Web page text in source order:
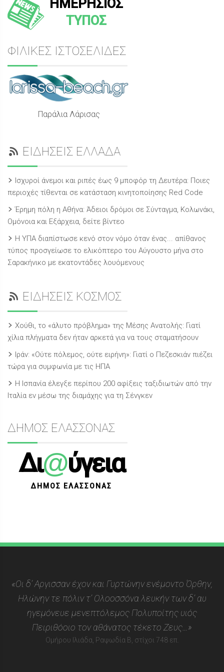
ΗΜΕΡΗΣΙΟΣ
ΤΥΠΟΣ
ΦΙΛΙΚΕΣ ΙΣΤΟΣΕΛΙΔΕΣ
Παράλια Λάρισας
ΕΙΔΗΣΕΙΣ ΕΛΛΑΔΑ
Ισχυροί άνεμοι και ριπές έως 9 μποφόρ τη Δευτέρα: Ποιες
περιοχές τίθενται σε κατάσταση κινητοποίησης Red Code
Έρημη πόλη η Αθήνα: Άδειοι δρόμοι σε Σύνταγμα, Κολωνάκι,
Ομόνοια και Εξάρχεια, δείτε βίντεο
Η ΥΠΑ διαπίστωσε κενό στον νόμο όταν ένας... απίθανος
τύπος προσγείωσε το ελικόπτερο του Αύγουστο μήνα στο
Σαρακήνικο με εκατοντάδες λουόμενους
ΕΙΔΗΣΕΙΣ ΚΟΣΜΟΣ
Χούθι, το «άλυτο πρόβλημα» της Μέσης Ανατολής: Γιατί
χίλια πλήγματα δεν ήταν αρκετά για να τους σταματήσουν
Ιράν: «Ούτε πόλεμος, ούτε ειρήνη»: Γιατί ο Πεζεσκιάν πιέζει
τώρα για συμφωνία με τις ΗΠΑ
Η Ισπανία έλεγξε περίπου 200 αφίξεις ταξιδιωτών από την
Ιταλία εν μέσω της διαμάχης για τη Σένγκεν
ΔΗΜΟΣ ΕΛΑΣΣΟΝΑΣ
Δι@ύγεια
ΔΗΜΟΣ ΕΛΑΣΣΟΝΑΣ
«Οι δ’ Αργισσαν έχον και Γυρτώνην ενέμοντο Όρθην,
Ηλώνην τε πόλιν τ’ Ολοοσσόνα λευκήν των δ’ αυ
ηγεμόνευε μενεπτόλεμος Πολυποίτης υιός
Πειριθόοιο τον αθάνατος τέκετο Ζευς…»
Ομήρου Ιλιάδα, Ραψωδία Β, στίχοι 748 επ.